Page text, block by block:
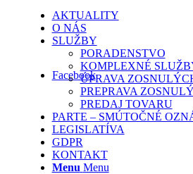
Facebook
AKTUALITY
O NÁS
SLUŽBY
PORADENSTVO
KOMPLEXNÉ
ÚPRAVA
PREPRAVA
PREDAJ TOVARU
PARTE – SMÚTOČNÉ
LEGISLATÍVA
GDPR
KONTAKT
Menu Menu